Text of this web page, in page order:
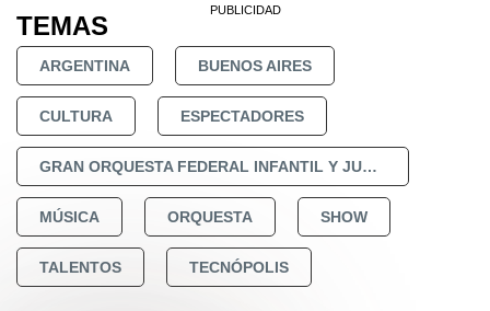
TEMAS
ARGENTINA BUENOS AIRES
CULTURA ESPECTADORES
GRAN ORQUESTA FEDERAL INFANTIL Y JUVENIL
MÚSICA ORQUESTA SHOW
TALENTOS TECNÓPOLIS